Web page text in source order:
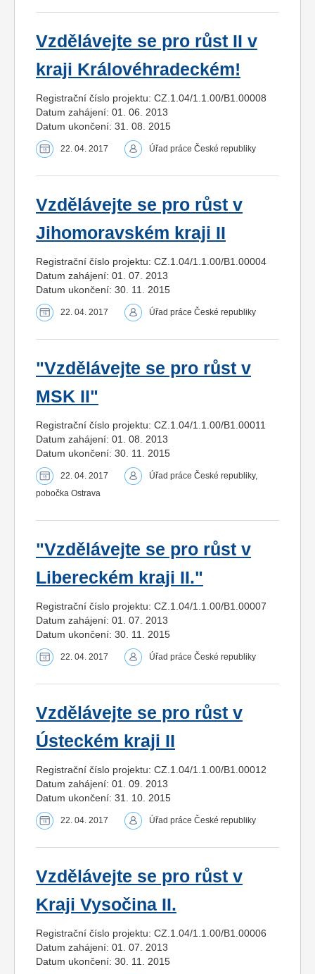
Vzdělávejte se pro růst II v
kraji Královéhradeckém!
Registrační číslo projektu: CZ.1.04/1.1.00/B1.00008
Datum zahájení: 01. 06. 2013
Datum ukončení: 31. 08. 2015
22. 04. 2017 Úřad práce České republiky
Vzdělávejte se pro růst v
Jihomoravském kraji II
Registrační číslo projektu: CZ.1.04/1.1.00/B1.00004
Datum zahájení: 01. 07. 2013
Datum ukončení: 30. 11. 2015
22. 04. 2017 Úřad práce České republiky
"Vzdělávejte se pro růst v
MSK II"
Registrační číslo projektu: CZ.1.04/1.1.00/B1.00011
Datum zahájení: 01. 08. 2013
Datum ukončení: 30. 11. 2015
22. 04. 2017
Úřad práce České republiky,
pobočka Ostrava
"Vzdělávejte se pro růst v
Libereckém kraji II."
Registrační číslo projektu: CZ.1.04/1.1.00/B1.00007
Datum zahájení: 01. 07. 2013
Datum ukončení: 30. 11. 2015
22. 04. 2017 Úřad práce České republiky
Vzdělávejte se pro růst v
Ústeckém kraji II
Registrační číslo projektu: CZ.1.04/1.1.00/B1.00012
Datum zahájení: 01. 09. 2013
Datum ukončení: 31. 10. 2015
22. 04. 2017 Úřad práce České republiky
Vzdělávejte se pro růst v
Kraji Vysočina II.
Registrační číslo projektu: CZ.1.04/1.1.00/B1.00006
Datum zahájení: 01. 07. 2013
Datum ukončení: 30. 11. 2015